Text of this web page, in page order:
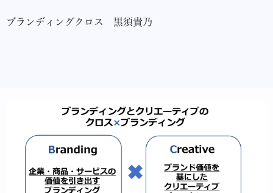
ブランディングクロス 黒須貴乃